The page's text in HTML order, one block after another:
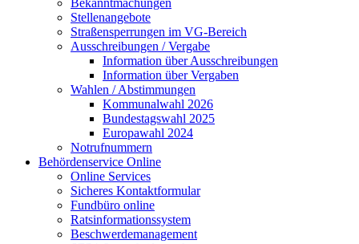
Bekanntmachungen
Stellenangebote
Straßensperrungen im VG-Bereich
Ausschreibungen / Vergabe
Information über Ausschreibungen
Information über Vergaben
Wahlen / Abstimmungen
Kommunalwahl 2026
Bundestagswahl 2025
Europawahl 2024
Notrufnummern
Behördenservice Online
Online Services
Sicheres Kontaktformular
Fundbüro online
Ratsinformationssystem
Beschwerdemanagement